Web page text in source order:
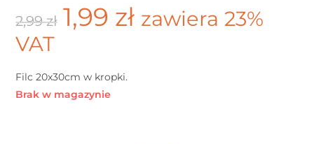
2,99zł 1,99 zł zawiera 23%
VAT
Filc 20x30cm w kropki.
Brak w magazynie